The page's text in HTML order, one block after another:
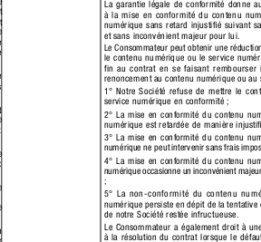
La garantie légale de conformité donne
à la mise en conformité du contenu
numérique sans retard injustiﬁé suivant
et sans inconvénient majeur pour lui.
Le Consommateur peut obtenir une
le contenu numérique ou le service
fin au contrat en se faisant rembourser
renoncement au contenu numérique ou au
1° Notre Société refuse de mettre le
service numérique en conformité ;
2° La mise en conformité du contenu
numérique est retardée de manière
3° La mise en conformité du contenu
numérique ne peut intervenir sans frais
4° La mise en conformité du contenu
numérique occasionne un inconvénient
;
5° La non-conformité du contenu
numérique persiste en dépit de la tentative
de notre Société restée infructueuse.
Le Consommateur a également droit à
à la résolution du contrat lorsque le